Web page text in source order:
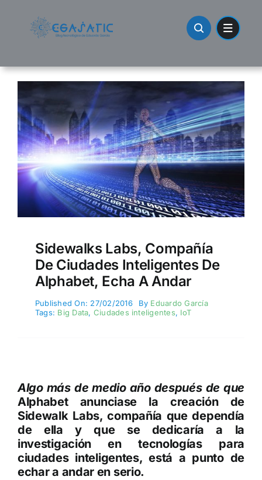
Sidewalks Labs, Compañía
De Ciudades Inteligentes De
Alphabet, Echa A Andar
Published On: 27/02/2016 By Eduardo García
Tags: Big Data, Ciudades inteligentes, IoT
Algo más de medio año después de que
Alphabet anunciase la creación de
Sidewalk Labs, compañía que dependía
de ella y que se dedicaría a la
investigación en tecnologías para
ciudades inteligentes, está a punto de
echar a andar en serio.